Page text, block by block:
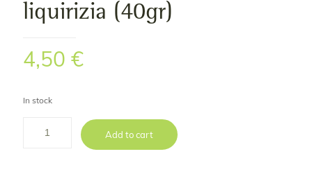
liquirizia (40gr)
4,50 €
In stock
Add to cart